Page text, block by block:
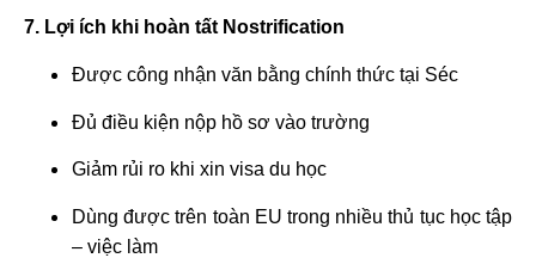
7. Lợi ích khi hoàn tất Nostrification
Được công nhận văn bằng chính thức tại Séc
Đủ điều kiện nộp hồ sơ vào trường
Giảm rủi ro khi xin visa du học
Dùng được trên toàn EU trong nhiều thủ tục học tập
– việc làm